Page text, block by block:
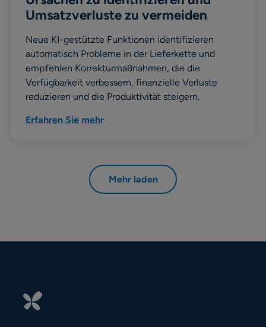
Umsatzverluste zu vermeiden
Neue KI-gestützte Funktionen identifizieren
automatisch Probleme in der Lieferkette und
empfehlen Korrekturmaßnahmen, die die
Verfügbarkeit verbessern, finanzielle Verluste
reduzieren und die Produktivität steigern.
Erfahren Sie mehr
Mehr laden